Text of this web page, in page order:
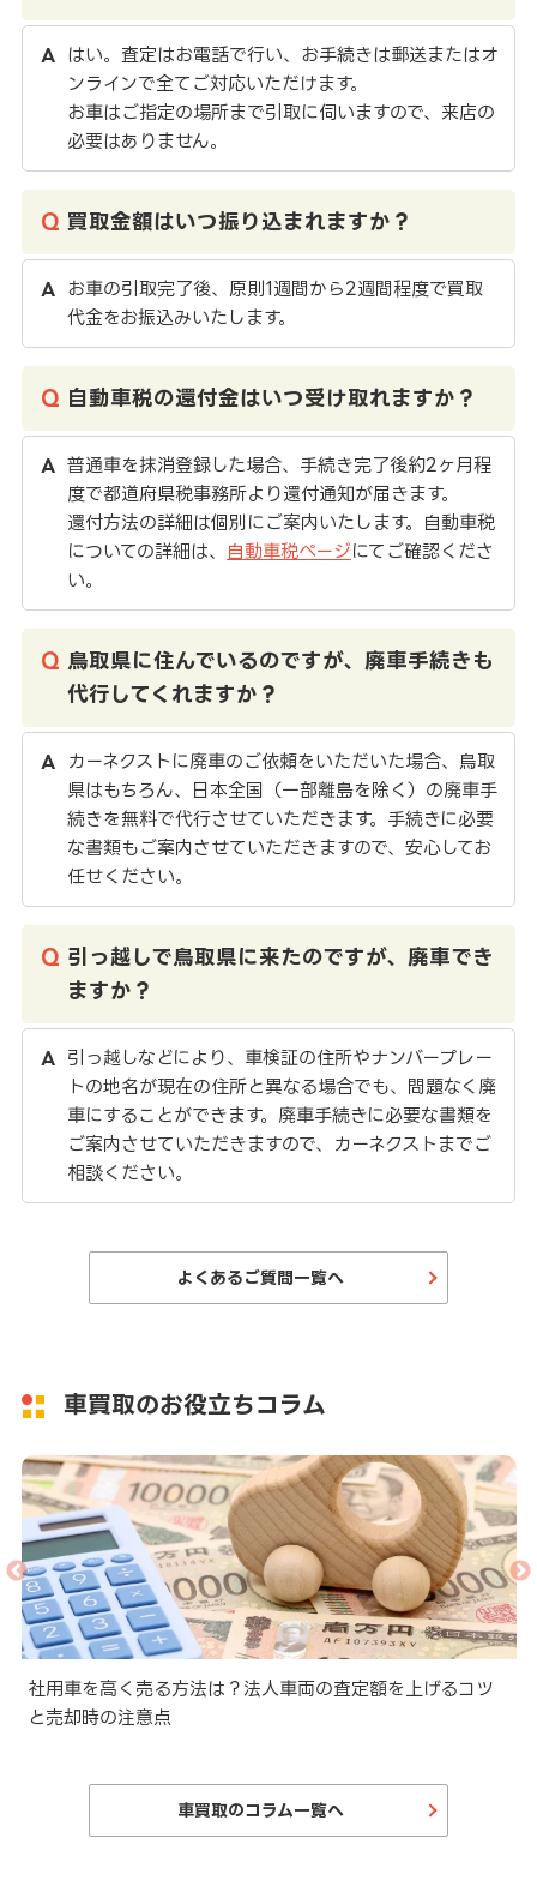
はい。査定はお電話で行い、お手続きは郵送またはオ
ンラインで全てご対応いただけます。
お車はご指定の場所まで引取に伺いますので、来店の
必要はありません。
買取金額はいつ振り込まれますか？
お車の引取完了後、原則1週間から2週間程度で買取
代金をお振込みいたします。
自動車税の還付金はいつ受け取れますか？
普通車を抹消登録した場合、手続き完了後約2ヶ月程
度で都道府県税事務所より還付通知が届きます。
還付方法の詳細は個別にご案内いたします。自動車税
についての詳細は、
自動車税ページにてご確認くださ
い。
鳥取県に住んでいるのですが、廃車手続きも
代行してくれますか？
カーネクストに廃車のご依頼をいただいた場合、鳥取
県はもちろん、日本全国（一部離島を除く）の廃車手
続きを無料で代行させていただきます。手続きに必要
な書類もご案内させていただきますので、安心してお
任せください。
引っ越しで鳥取県に来たのですが、廃車でき
ますか？
引っ越しなどにより、車検証の住所やナンバープレー
トの地名が現在の住所と異なる場合でも、問題なく廃
車にすることができます。廃車手続きに必要な書類を
ご案内させていただきますので、カーネクストまでご
相談ください。
よくあるご質問一覧へ
車買取のお役立ちコラム
社用車を高く売る方法は？法人車両の査定額を上げるコツ
と売却時の注意点
車買取のコラム一覧へ